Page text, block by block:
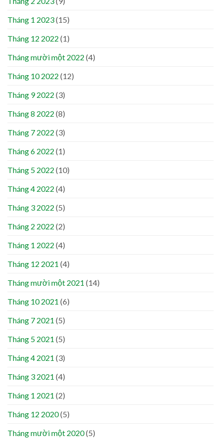
Tháng 1 2023(15)
Tháng 12 2022 (1)
Tháng mười một 2022 (4)
Tháng 10 2022 (12)
Tháng 9 2022 (3)
Tháng 8 2022 (8)
Tháng 7 2022 (3)
Tháng 6 2022 (1)
Tháng 5 2022 (10)
Tháng 4 2022 (4)
Tháng 3 2022 (5)
Tháng 2 2022 (2)
Tháng 1 2022 (4)
Tháng 12 2021 (4)
Tháng mười một 2021 (14)
Tháng 10 2021 (6)
Tháng 7 2021 (5)
Tháng 5 2021 (5)
Tháng 4 2021 (3)
Tháng 3 2021 (4)
Tháng 1 2021 (2)
Tháng 12 2020(5)
Tháng mười một 2020(5)